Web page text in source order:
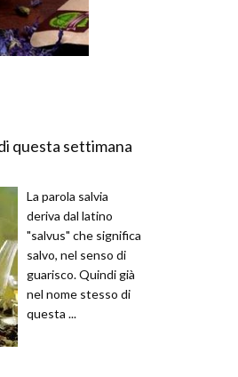
questa settimana
La parola salvia
deriva dal latino
"salvus" che significa
salvo, nel senso di
guarisco. Quindi già
nel nome stesso di
questa ...